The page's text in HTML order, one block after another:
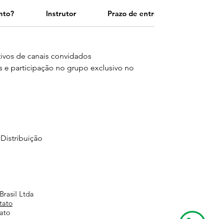
Instrutor Prazo de entrega
de canais convidados
e participação no grupo exclusivo no
Ltda